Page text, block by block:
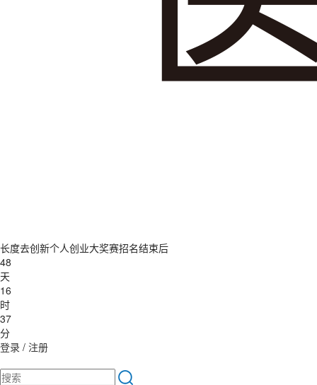
长度去创新个人创业大奖赛招名结束后
48
天
16
时
37
分
登录 / 注册